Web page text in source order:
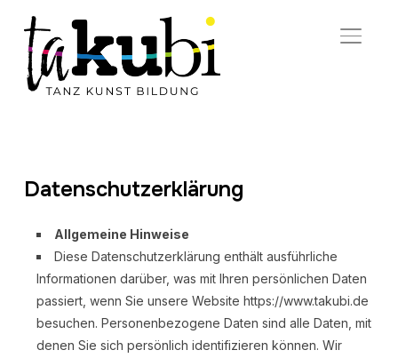
Datenschutzerklärung
Allgemeine Hinweise
Diese Datenschutzerklärung enthält ausführliche
Informationen darüber, was mit Ihren persönlichen Daten
passiert, wenn Sie unsere Website https://www.takubi.de
besuchen. Personenbezogene Daten sind alle Daten, mit
denen Sie sich persönlich identifizieren können. Wir